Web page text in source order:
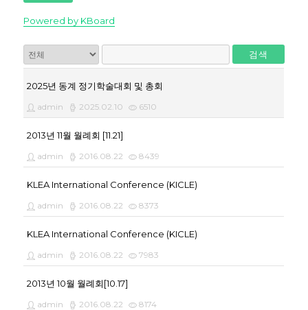
Powered by KBoard
검색
2025년 동계 정기학술대회 및 총회
admin 2025.02.10 6510
2013년 11월 월례회 [11.21]
admin 2016.08.22 8439
KLEA International Conference (KICLE)
admin 2016.08.22 8373
KLEA International Conference (KICLE)
admin 2016.08.22 7983
2013년 10월 월례회[10.17]
admin 2016.08.22 8174